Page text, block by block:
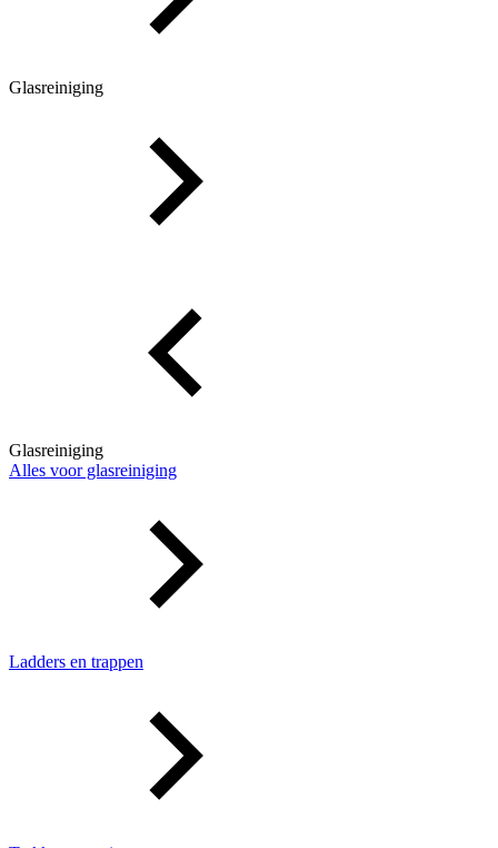
Glasreiniging
Glasreiniging
Alles voor glasreiniging
Ladders en trappen